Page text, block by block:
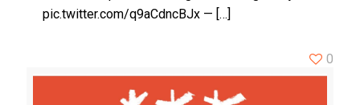
pic.twitter.com/q9aCdncBJx — […]
0